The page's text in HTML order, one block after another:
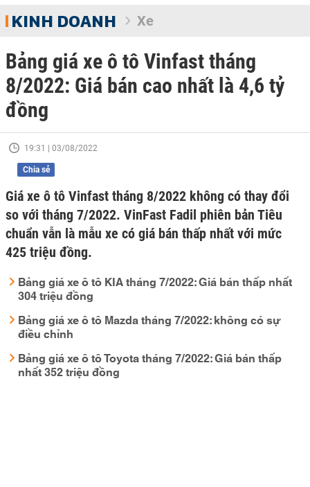
KINH DOANH Xe
Bảng giá xe ô tô Vinfast tháng
8/2022: Giá bán cao nhất là 4,6 tỷ
đồng
19:31 | 03/08/2022
Chia sẻ
Giá xe ô tô Vinfast tháng 8/2022 không có thay đổi
so với tháng 7/2022. VinFast Fadil phiên bản Tiêu
chuẩn vẫn là mẫu xe có giá bán thấp nhất với mức
425 triệu đồng.
Bảng giá xe ô tô KIA tháng 7/2022: Giá bán thấp nhất
304 triệu đồng
Bảng giá xe ô tô Mazda tháng 7/2022: không có sự
điều chỉnh
Bảng giá xe ô tô Toyota tháng 7/2022: Giá bán thấp
nhất 352 triệu đồng